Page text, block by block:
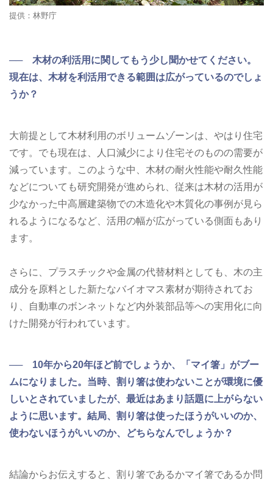
提供：林野庁
── 木材の利活用に関してもう少し聞かせてください。
現在は、木材を利活用できる範囲は広がっているのでしょ
うか？
大前提として木材利用のボリュームゾーンは、やはり住宅
です。でも現在は、人口減少により住宅そのものの需要が
減っています。このような中、木材の耐火性能や耐久性能
などについても研究開発が進められ、従来は木材の活用が
少なかった中高層建築物での木造化や木質化の事例が見ら
れるようになるなど、活用の幅が広がっている側面もあり
ます。
さらに、プラスチックや金属の代替材料としても、木の主
成分を原料とした新たなバイオマス素材が期待されてお
り、自動車のボンネットなど内外装部品等への実用化に向
けた開発が行われています。
── 10年から20年ほど前でしょうか、「マイ箸」がブー
ムになりました。当時、割り箸は使わないことが環境に優
しいとされていましたが、最近はあまり話題に上がらない
ように思います。結局、割り箸は使ったほうがいいのか、
使わないほうがいいのか、どちらなんでしょうか？
結論からお伝えすると、割り箸であるかマイ箸であるか問